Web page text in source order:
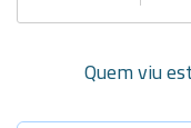
Quem viu